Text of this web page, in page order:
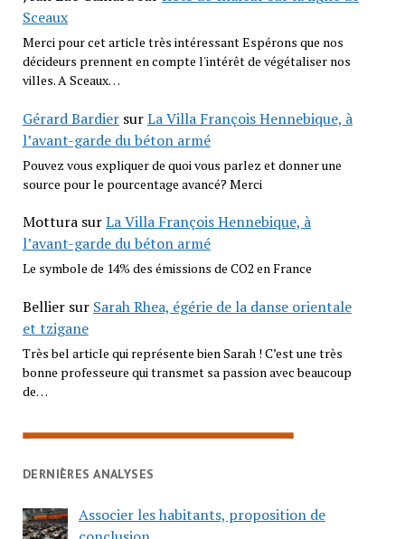
Sceaux
Merci pour cet article très intéressant Espérons que nos
décideurs prennent en compte l'intérêt de végétaliser nos
villes. A Sceaux…
Gérard BardiersurLa Villa François Hennebique, à
l’avant-garde du béton armé
Pouvez vous expliquer de quoi vous parlez et donner une
source pour le pourcentage avancé? Merci
MotturasurLa Villa François Hennebique, à
l’avant-garde du béton armé
Le symbole de 14% des émissions de CO2 en France
Belliersur Sarah Rhea, égérie de la danse orientale
et tzigane
Très bel article qui représente bien Sarah ! C’est une très
bonne professeure qui transmet sa passion avec beaucoup
de…
DERNIÈRES ANALYSES
Associer les habitants, proposition de